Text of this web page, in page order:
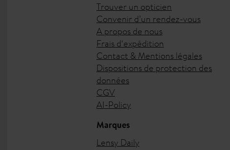
Trouver un opticien
Convenir d’un rendez-vous
A propos de nous
Frais d‘expédition
Contact & Mentions légales
Dispositions de protection des
données
CGV
AI-Policy
Marques
Lensy Daily